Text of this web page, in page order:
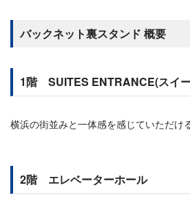
バックネット裏スタンド 概要
1階 SUITES ENTRANCE(スイ
横浜の街並みと一体感を感じていただけ
2階 エレベーターホール